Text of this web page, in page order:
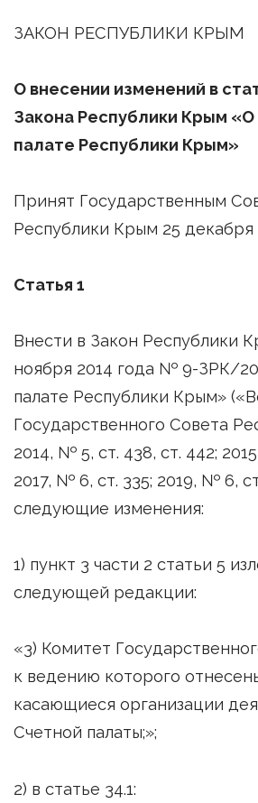
ЗАКОН РЕСПУБЛИКИ КРЫМ
О внесении изменений в
Закона Республики Крым «О
палате Республики Крым»
Принят Государственным
Республики Крым 25 декабря
Статья 1
Внести в Закон Республики
ноября 2014 года № 9-ЗРК/
палате Республики Крым»
Государственного Совета
2014, № 5, ст. 438, ст. 442;
2017, № 6, ст. 335; 2019, № 6,
следующие изменения:
1) пункт 3 части 2 статьи 5
следующей редакции:
«3) Комитет
к ведению которого
касающиеся организации
Счетной палаты;»;
2) в статье 34.1: